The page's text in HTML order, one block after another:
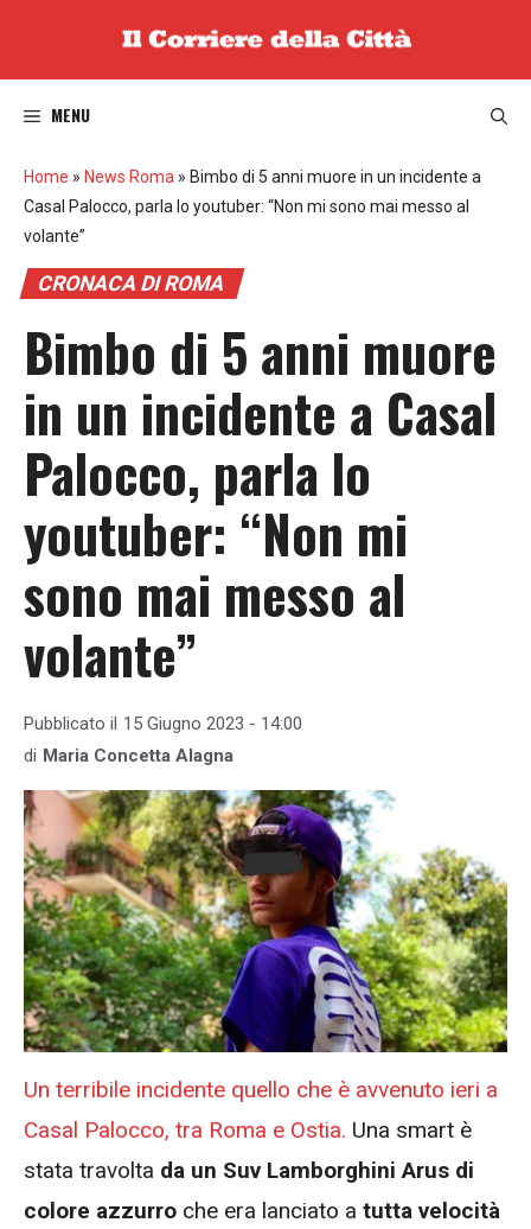
MENU
Home » News Roma » Bimbo di 5 anni muore in un incidente a
Casal Palocco, parla lo youtuber: “Non mi sono mai messo al
volante”
CRONACA DI ROMA
Bimbo di 5 anni muore
in un incidente a Casal
Palocco, parla lo
youtuber: “Non mi
sono mai messo al
volante”
Pubblicato il 15 Giugno 2023 - 14:00
di Maria Concetta Alagna
Un terribile incidente quello che è avvenuto ieri a
Casal Palocco, tra Roma e Ostia. Una smart è
stata travolta da un Suv Lamborghini Arus di
colore azzurro che era lanciato a tutta velocità